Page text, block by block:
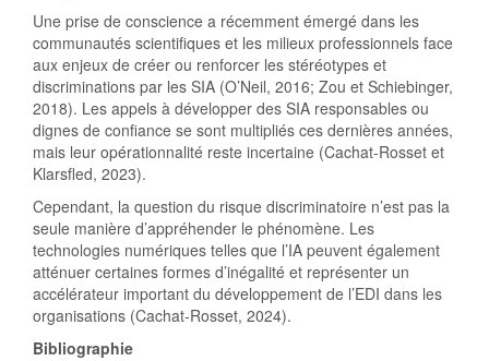
Une prise de conscience a récemment émergé dans les
communautés scientifiques et les milieux professionnels face
aux enjeux de créer ou renforcer les stéréotypes et
discriminations par les SIA (O’Neil, 2016; Zou et Schiebinger,
2018). Les appels à développer des SIA responsables ou
dignes de confiance se sont multipliés ces dernières années,
mais leur opérationnalité reste incertaine (Cachat-Rosset et
Klarsfled, 2023).
Cependant, la question du risque discriminatoire n’est pas la
seule manière d’appréhender le phénomène. Les
technologies numériques telles que l’IA peuvent également
atténuer certaines formes d’inégalité et représenter un
accélérateur important du développement de l’EDI dans les
organisations (Cachat-Rosset, 2024).
Bibliographie